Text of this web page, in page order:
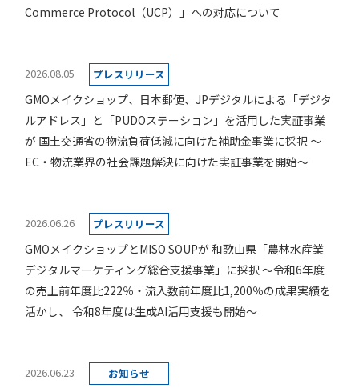
Commerce Protocol（UCP）」への対応について
2026.08.05 プレスリリース
GMOメイクショップ、日本郵便、JPデジタルによる「デジタ
ルアドレス」と「PUDOステーション」を活用した実証事業
が 国土交通省の物流負荷低減に向けた補助金事業に採択 ～
EC・物流業界の社会課題解決に向けた実証事業を開始～
2026.06.26 プレスリリース
GMOメイクショップとMISO SOUPが 和歌山県「農林水産業
デジタルマーケティング総合支援事業」に採択 ～令和6年度
の売上前年度比222％・流入数前年度比1,200％の成果実績を
活かし、 令和8年度は生成AI活用支援も開始～
2026.06.23 お知らせ